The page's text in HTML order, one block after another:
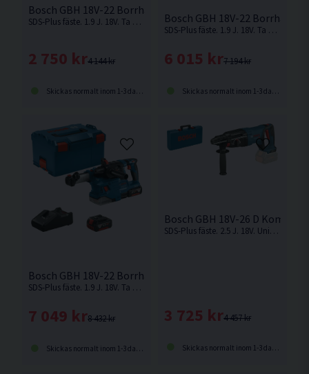
Bosch GBH 18V-22 Borrhammare 18V L-BOXX
SDS-Plus fäste. 1.9 J. 18V. Ta nästa steg med den mest kompakta och ergonomiska borrhammare från Bosch. Levereras utan batteri och laddare.
4 144 kr
2 750 kr
Skickas normalt inom 1-3 dagar
Bosch GBH 18V-22
SDS-Plus fäste. 1.9 J. 18V. Ta nästa steg med den mest kompakta och ergonomiska borrhammare från Bosch
7 194 kr
6 015 kr
Skickas normalt inom 1-3 dagar
Bosch GBH 18V-22 Borrhammare 18V m. Dammutsug
SDS-Plus fäste. 1.9 J. 18V. Ta nästa steg med den mest kompakta och ergonomiska borrhammare från Bosch
8 432 kr
7 049 kr
Skickas normalt inom 1-3 dagar
Bosch GBH 18V-26 D
SDS-Plus fäste. 2.5 J. 18V. Universell Kombihammare från Bosch med D-handtag för borrning och mejsling med SDS-Plus fäste. Levereras utan batteri och laddare.
4 457 kr
3 725 kr
Skickas normalt inom 1-3 dagar